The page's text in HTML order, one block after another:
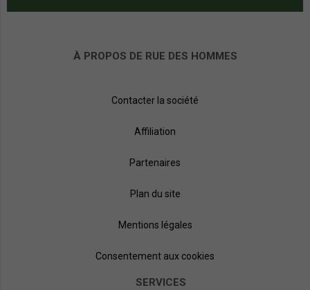
À PROPOS DE RUE DES HOMMES
Contacter la société
Affiliation
Partenaires
Plan du site
Mentions légales
Consentement aux cookies
SERVICES